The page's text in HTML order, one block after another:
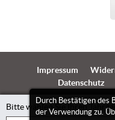
Bitte wählen Sie Ihren
Durch Bestätigen des
der Verwendung zu.
Impressum
Datenschutz